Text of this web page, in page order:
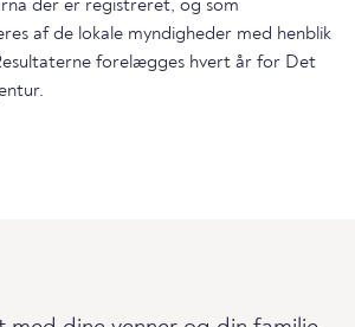
der er registreret, og som
af de lokale myndigheder med henblik
forelægges hvert år for Det